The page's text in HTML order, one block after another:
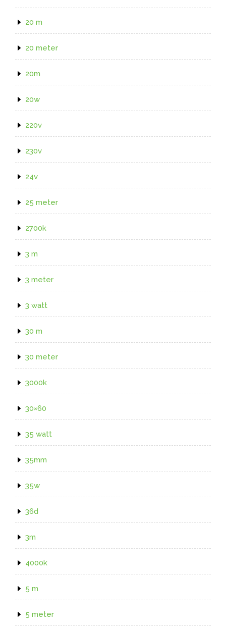
20 m
20 meter
20m
20w
220v
230v
24v
25 meter
2700k
3 m
3 meter
3 watt
30 m
30 meter
3000k
30×60
35 watt
35mm
35w
36d
3m
4000k
5 m
5 meter